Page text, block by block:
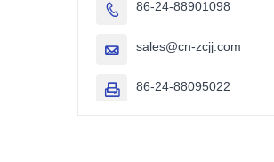
 86-24-88901098
 sales@cn-zcjj.com
 86-24-88095022